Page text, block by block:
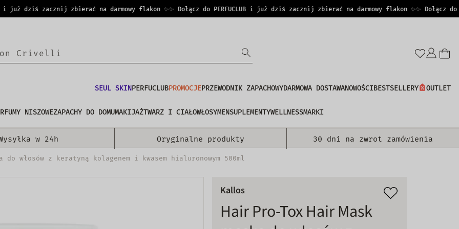
i już dziś zacznij zbierać na darmowy flakon ✨✨ Dołącz do PERFUCLUB i już dziś zacznij zbierać na darmowy flakon ✨✨ Dołącz do
SEUL SKINPERFUCLUBPROMOCJEPRZEWODNIK ZAPACHOWYDARMOWA DOSTAWANOWOŚCIBESTSELLERY OUTLET
NISZOWEZAPACHY DO DOMUMAKIJAŻTWARZ I CIAŁOWŁOSYMENSUPLEMENTYWELLNESSMARKI
w 24h Oryginalne produkty 30 dni na zwrot zamówienia
do włosów z keratyną kolagenem i kwasem hialuronowym 500ml
Kallos
Hair Pro-Tox Hair Mask